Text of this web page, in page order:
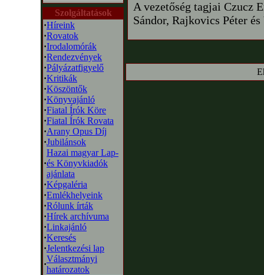
Szolgáltatások
·Híreink
·Rovatok
·Irodalomórák
·Rendezvények
·Pályázatfigyelő
·Kritikák
·Köszöntők
·Könyvajánló
·Fiatal Írók Köre
·Fiatal Írók Rovata
·Arany Opus Díj
·Jubilánsok
·
Hazai magyar Lap-
és Könyvkiadók
ajánlata
·Képgaléria
·Emlékhelyeink
·Rólunk írták
·Hírek archívuma
·Linkajánló
·Keresés
·Jelentkezési lap
·
Választmányi
határozatok
A vezetőség tagjai Czucz
Sándor, Rajkovics Péter